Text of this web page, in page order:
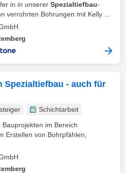
in in unserer Spezialtiefbau-
verrohrten Bohrungen mit Kelly ...
Spezialtiefbau - auch für
Schichtarbeit
im Bereich
Erstellen von Bohrpfählen,